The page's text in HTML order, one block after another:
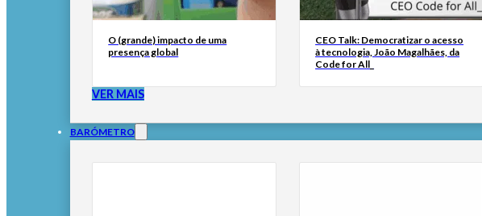
O (grande) impacto de uma
presença global
CEO Talk: Democratizar o acesso
à tecnologia, João Magalhães, da
Code for All_
VER MAIS
BARÓMETRO